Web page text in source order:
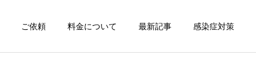
ご依頼 料金について 最新記事 感染症対策